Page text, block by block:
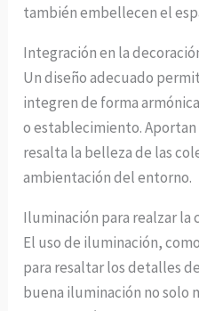
también embellecen el
Integración en la
Un diseño adecuado
integren de forma
o establecimiento.
resalta la belleza de las
ambientación del entorno.
Iluminación para realzar la
El uso de iluminación,
para resaltar los detalles
buena iluminación no solo